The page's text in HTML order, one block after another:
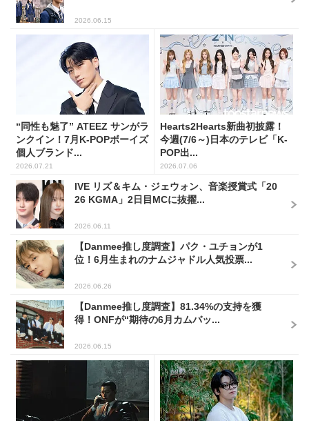
2026.06.15
“同性も魅了” ATEEZ サンがラ
ンクイン！7月K-POPボーイズ
個人ブランド...
2026.07.21
Hearts2Hearts新曲初披露！
今週(7/6～)日本のテレビ「K-
POP出...
2026.07.06
IVE リズ＆キム・ジェウォン、音楽授賞式「20
26 KGMA」2日目MCに抜擢...
2026.06.11
【Danmee推し度調査】パク・ユチョンが1
位！6月生まれのナムジャドル人気投票...
2026.06.26
【Danmee推し度調査】81.34%の支持を獲
得！ONFが“期待の6月カムバッ...
2026.06.15